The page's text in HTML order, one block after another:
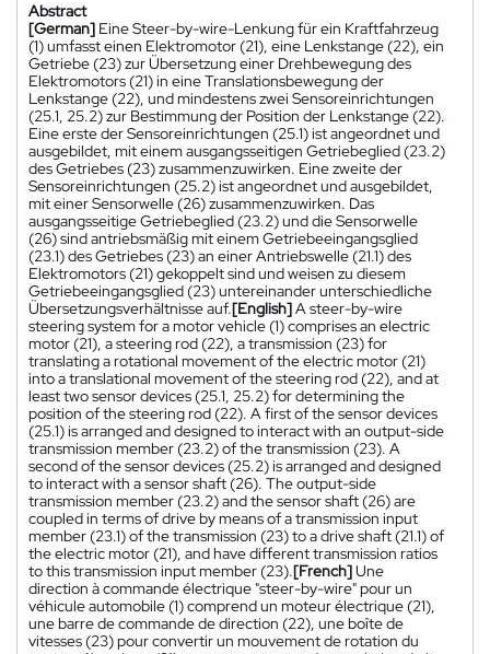
Abstract
[German] Eine Steer-by-wire-Lenkung für ein Kraftfahrzeug
(1) umfasst einen Elektromotor (21), eine Lenkstange (22), ein
Getriebe (23) zur Übersetzung einer Drehbewegung des
Elektromotors (21) in eine Translationsbewegung der
Lenkstange (22), und mindestens zwei Sensoreinrichtungen
(25.1, 25.2) zur Bestimmung der Position der Lenkstange (22).
Eine erste der Sensoreinrichtungen (25.1) ist angeordnet und
ausgebildet, mit einem ausgangsseitigen Getriebeglied (23.2)
des Getriebes (23) zusammenzuwirken. Eine zweite der
Sensoreinrichtungen (25.2) ist angeordnet und ausgebildet,
mit einer Sensorwelle (26) zusammenzuwirken. Das
ausgangsseitige Getriebeglied (23.2) und die Sensorwelle
(26) sind antriebsmäßig mit einem Getriebeeingangsglied
(23.1) des Getriebes (23) an einer Antriebswelle (21.1) des
Elektromotors (21) gekoppelt sind und weisen zu diesem
Getriebeeingangsglied (23) untereinander unterschiedliche
Übersetzungsverhältnisse auf.[English]A steer-by-wire
steering system for a motor vehicle (1) comprises an electric
motor (21), a steering rod (22), a transmission (23) for
translating a rotational movement of the electric motor (21)
into a translational movement of the steering rod (22), and at
least two sensor devices (25.1, 25.2) for determining the
position of the steering rod (22). A first of the sensor devices
(25.1) is arranged and designed to interact with an output-side
transmission member (23.2) of the transmission (23). A
second of the sensor devices (25.2) is arranged and designed
to interact with a sensor shaft (26). The output-side
transmission member (23.2) and the sensor shaft (26) are
coupled in terms of drive by means of a transmission input
member (23.1) of the transmission (23) to a drive shaft (21.1) of
the electric motor (21), and have different transmission ratios
to this transmission input member (23).[French]Une
direction à commande électrique "steer-by-wire" pour un
véhicule automobile (1) comprend un moteur électrique (21),
une barre de commande de direction (22), une boîte de
vitesses (23) pour convertir un mouvement de rotation du